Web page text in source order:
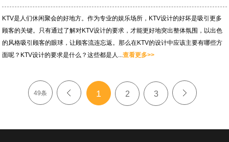
KTV是人们休闲聚会的好地方。作为专业的娱乐场所，KTV设计的好坏是吸引更多
顾客的关键。只有通过了解对KTV设计的要求，才能更好地突出整体氛围，以出色
的风格吸引顾客的眼球，让顾客流连忘返。那么在KTV的设计中应该主要有哪些方
面呢？KTV设计的要求是什么？这些都是人...查看更多>>
49条 < 1 2 3 >